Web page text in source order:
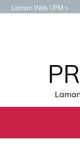
Laman Web UPM